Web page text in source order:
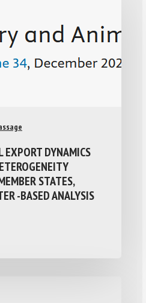
DYNAMICS
STATES,
-BASED ANALYSIS